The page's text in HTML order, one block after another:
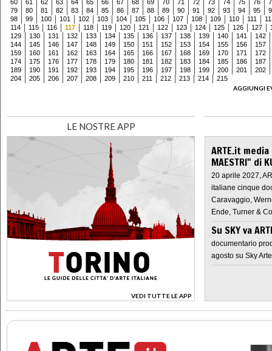
60 61 62 63 64 65 66 67 68 69 70 71 72 73 74 75 76
79
80 81 82 83 84 85 86 87 88 89 90 91 92 93 94 95
98
99 100 101 102 103 104 105 106 107 108 109 110 111
114
115 116 117 118 119 120 121 122 123 124 125 126 127
129
130 131 132 133 134 135 136 137 138 139 140 141
142
144
145 146 147 148 149 150 151 152 153 154 155 156
157
159
160 161 162 163 164 165 166 167 168 169 170 171
172
174
175 176 177 178 179 180 181 182 183 184 185 186
187
189
190 191 192 193 194 195 196 197 198 199 200 201
202
204
205 206 207 208 209 210 211 212 213 214
215
AGGIUNGI
LE NOSTRE APP
VEDI TUTTE LE APP
>
ARTE.it
MAESTRI" di
20 aprile 2027,
italiane cinque
Caravaggio,
Ende, Turner &
Su SKY va
documentario
agosto su Sky Arte